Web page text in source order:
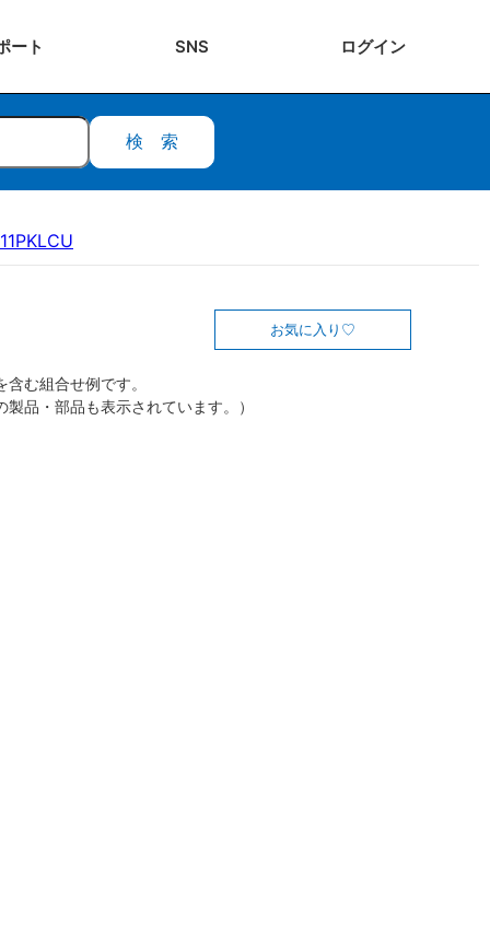
ート SNS ログイン
検索
お気に入り
む組合せ例です。
製品・部品も表示されています。）